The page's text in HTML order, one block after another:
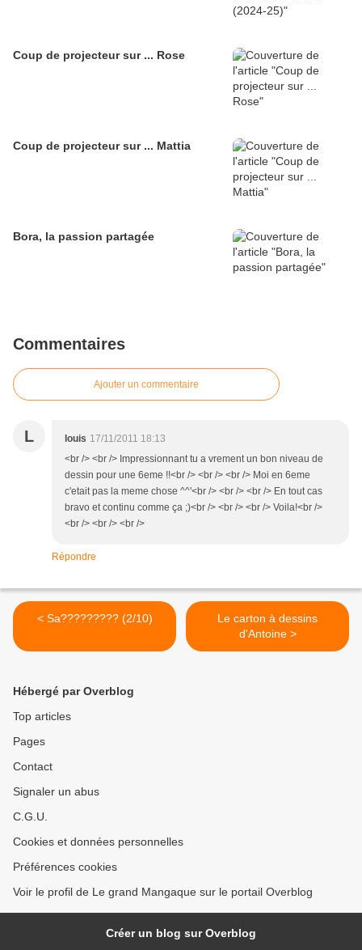
Coup de projecteur sur ... Rose
Coup de projecteur sur ... Mattia
Bora, la passion partagée
Commentaires
Ajouter un commentaire
L louis 17/11/2011 18:13
<br /> <br /> Impressionnant tu a vrement un bon niveau de
dessin pour une 6eme !!<br /> <br /> <br /> Moi en 6eme
c'etait pas la meme chose ^^'<br /> <br /> <br /> En tout cas
bravo et continu comme ça ;)<br /> <br /> <br /> Voila!<br />
<br /> <br /> <br />
Répondre
< Sa????????? (2/10)
Le carton à dessins
d'Antoine >
Hébergé par Overblog
Top articles
Pages
Contact
Signaler un abus
C.G.U.
Cookies et données personnelles
Préférences cookies
Voir le profil de Le grand Mangaque sur le portail Overblog
Créer un blog sur Overblog